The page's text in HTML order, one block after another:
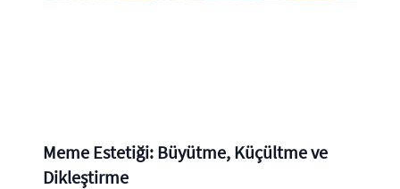
Meme Estetiği: Büyütme, Küçültme ve
Dikleştirme